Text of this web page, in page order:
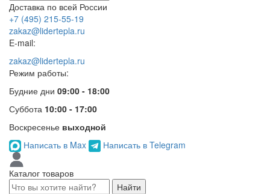
Доставка по всей России
+7 (495) 215-55-19
zakaz@lidertepla.ru
E-mail:
zakaz@lidertepla.ru
Режим работы:
Будние дни 09:00 - 18:00
Суббота 10:00 - 17:00
Воскресенье выходной
Написать в Max
Написать в Telegram
Каталог товаров
Найти